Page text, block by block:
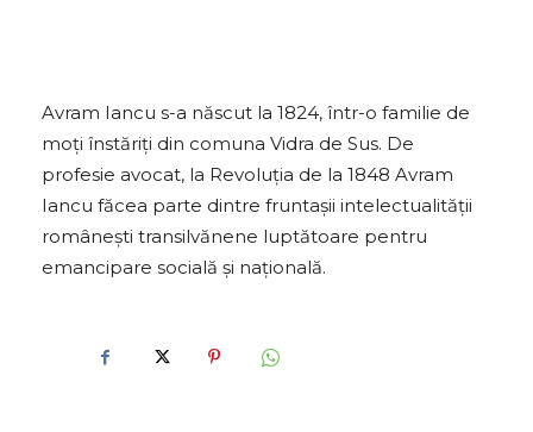
a
u
d
i
o
Avram Iancu s-a născut la 1824, într-o familie de
moţi înstăriţi din comuna Vidra de Sus. De
profesie avocat, la Revoluţia de la 1848 Avram
Iancu făcea parte dintre fruntaşii intelectualităţii
româneşti transilvănene luptătoare pentru
emancipare socială şi naţională.